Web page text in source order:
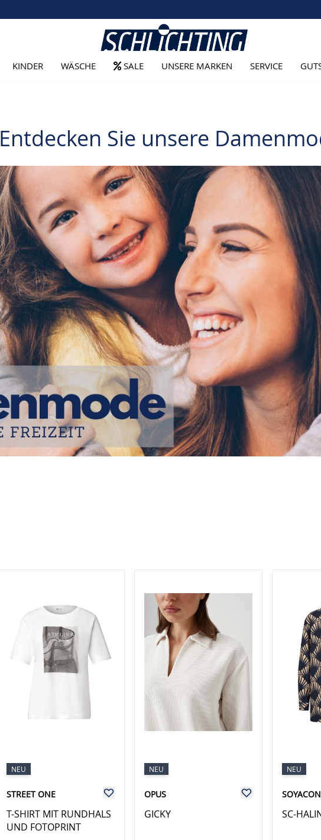
KINDER WÄSCHE SALE UNSERE MARKEN SERVICE
Entdecken Sie unsere
NEU
STREET ONE
T-SHIRT MIT RUNDHALS
UND FOTOPRINT
NEU
OPUS
GICKY
NEU
SC-